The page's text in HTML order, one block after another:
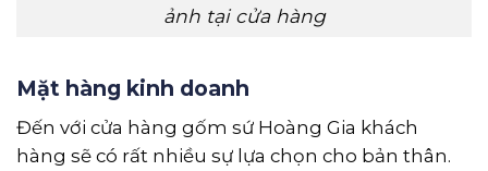
ảnh tại cửa hàng
Mặt hàng kinh doanh
Đến với cửa hàng gốm sứ Hoàng Gia khách
hàng sẽ có rất nhiều sự lựa chọn cho bản thân.